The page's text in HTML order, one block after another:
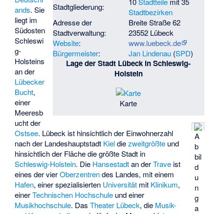
Stadtgliederung:
Stadtbezirken
Adresse der
Stadtverwaltung:
Breite Straße 62
23552 Lübeck
Website:
www.luebeck.de
Bürgermeister: Jan Lindenau(SPD)
Lage der Stadt Lübeck in Schleswig-
Holstein
Karte
A
b
bil
d
u
n
g
a
ands. Sie
liegt im
Südosten
Schleswi
g-
Holsteins
an der
Lübecker
Bucht,
einer
Meeresb
ucht der
Ostsee. Lübeck ist hinsichtlich der Einwohnerzahl
nach der Landeshauptstadt Kieldiezweitgrößte und
hinsichtlich der Fläche die größte Stadt in
Schleswig-Holstein. Die Hansestadtan derTrave ist
eines der vierOberzentrendes Landes, mit einem
Hafen, einer spezialisierten Universität mit Klinikum,
einerTechnischen Hochschule und einer
Musikhochschule. DasTheater Lübeck, die Musik-